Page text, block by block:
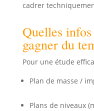
cadrer
Quelles
gagner du
Pour une étude
Plan de masse /
Plans de niveaux